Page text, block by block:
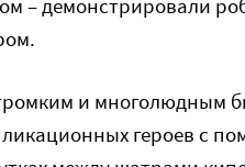
– демонстрировали
и многолюдным
героев с